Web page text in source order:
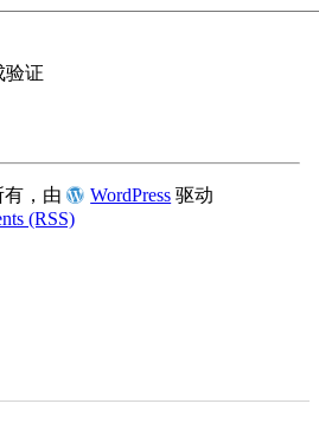
验证
有，由 WordPress 驱动
(RSS)